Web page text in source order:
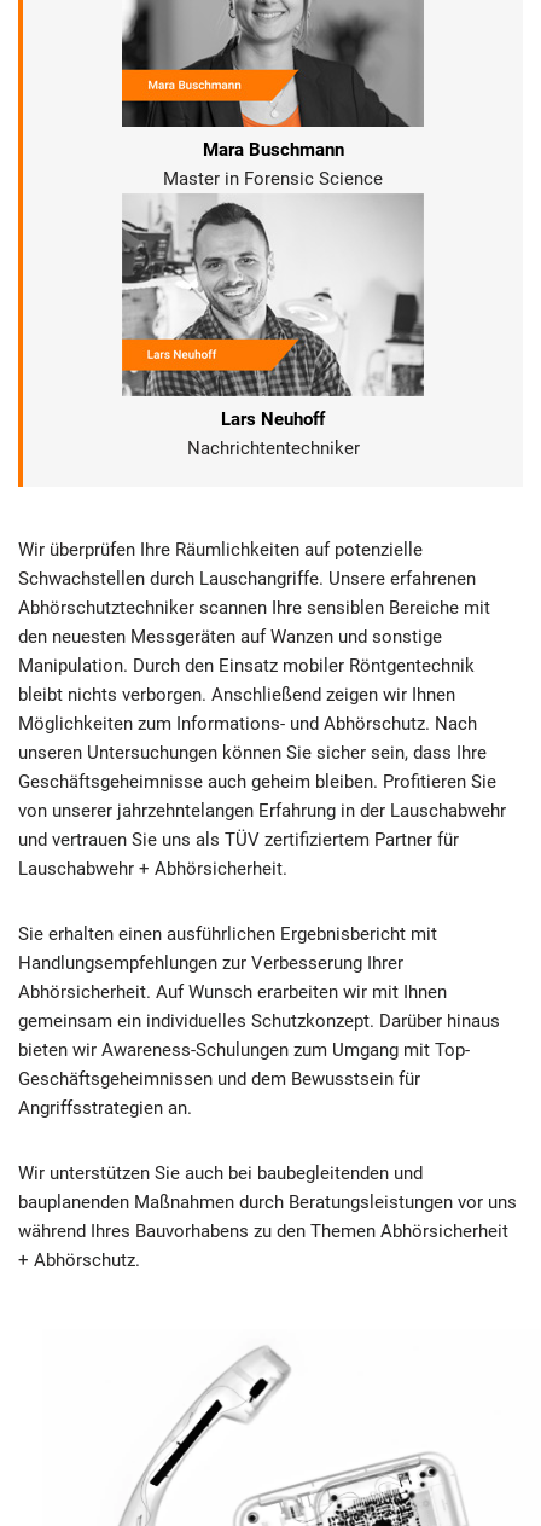
Mara Buschmann
Master in Forensic Science
Lars Neuhoff
Nachrichtentechniker
Wir überprüfen Ihre Räumlichkeiten auf potenzielle
Schwachstellen durch Lauschangriffe. Unsere erfahrenen
Abhörschutztechniker scannen Ihre sensiblen Bereiche mit
den neuesten Messgeräten auf Wanzen und sonstige
Manipulation. Durch den Einsatz mobiler Röntgentechnik
bleibt nichts verborgen. Anschließend zeigen wir Ihnen
Möglichkeiten zum Informations- und Abhörschutz. Nach
unseren Untersuchungen können Sie sicher sein, dass Ihre
Geschäftsgeheimnisse auch geheim bleiben. Profitieren Sie
von unserer jahrzehntelangen Erfahrung in der Lauschabwehr
und vertrauen Sie uns als TÜV zertifiziertem Partner für
Lauschabwehr + Abhörsicherheit.
Sie erhalten einen ausführlichen Ergebnisbericht mit
Handlungsempfehlungen zur Verbesserung Ihrer
Abhörsicherheit. Auf Wunsch erarbeiten wir mit Ihnen
gemeinsam ein individuelles Schutzkonzept. Darüber hinaus
bieten wir Awareness-Schulungen zum Umgang mit Top-
Geschäftsgeheimnissen und dem Bewusstsein für
Angriffsstrategien an.
Wir unterstützen Sie auch bei baubegleitenden und
bauplanenden Maßnahmen durch Beratungsleistungen vor uns
während Ihres Bauvorhabens zu den Themen Abhörsicherheit
+ Abhörschutz.